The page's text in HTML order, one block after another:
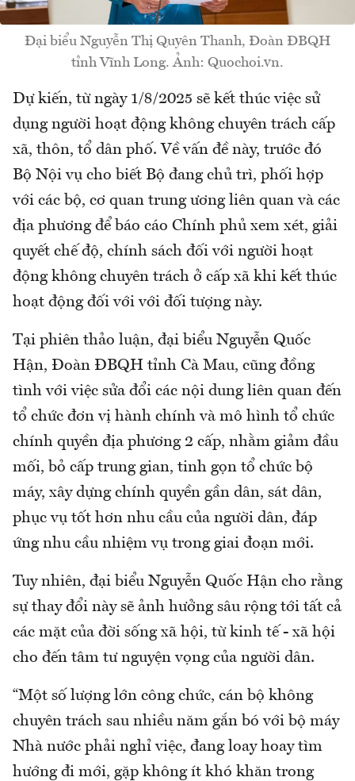
Đại biểu Nguyễn Thị Quyên Thanh, Đoàn ĐBQH
tỉnh Vĩnh Long. Ảnh: Quochoi.vn.
Dự kiến, từ ngày 1/8/2025 sẽ kết thúc việc sử
dụng người hoạt động không chuyên trách cấp
xã, thôn, tổ dân phố. Về vấn đề này, trước đó
Bộ Nội vụ cho biết Bộ đang chủ trì, phối hợp
với các bộ, cơ quan trung ương liên quan và các
địa phương để báo cáo Chính phủ xem xét, giải
quyết chế độ, chính sách đối với người hoạt
động không chuyên trách ở cấp xã khi kết thúc
hoạt động đối với với đối tượng này.
Tại phiên thảo luận, đại biểu Nguyễn Quốc
Hận, Đoàn ĐBQH tỉnh Cà Mau, cũng đồng
tình với việc sửa đổi các nội dung liên quan đến
tổ chức đơn vị hành chính và mô hình tổ chức
chính quyền địa phương 2 cấp, nhằm giảm đầu
mối, bỏ cấp trung gian, tinh gọn tổ chức bộ
máy, xây dựng chính quyền gần dân, sát dân,
phục vụ tốt hơn nhu cầu của người dân, đáp
ứng nhu cầu nhiệm vụ trong giai đoạn mới.
Tuy nhiên, đại biểu Nguyễn Quốc Hận cho rằng
sự thay đổi này sẽ ảnh hưởng sâu rộng tới tất cả
các mặt của đời sống xã hội, từ kinh tế - xã hội
cho đến tâm tư nguyện vọng của người dân.
“Một số lượng lớn công chức, cán bộ không
chuyên trách sau nhiều năm gắn bó với bộ máy
Nhà nước phải nghỉ việc, đang loay hoay tìm
hướng đi mới, gặp không ít khó khăn trong